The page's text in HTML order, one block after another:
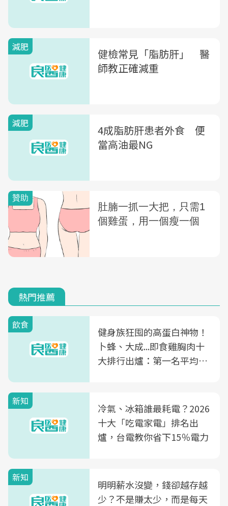
減肥
健檢常見「脂肪肝」 醫
師教正確減重
減肥
4成脂肪肝患者外食 便
當高油最NG
熱門推薦
飲食
健身族狂囤的高蛋白神物！
卜蜂、大成...即食雞胸肉十
大排行出爐：第一名平均一
新知
冷氣、冰箱誰最耗電？2026
十大「吃電家電」排名出
爐，台電教你省下15％電力
新知
明明薪水沒變，錢卻越存越
少？不是賺太少，而是每天